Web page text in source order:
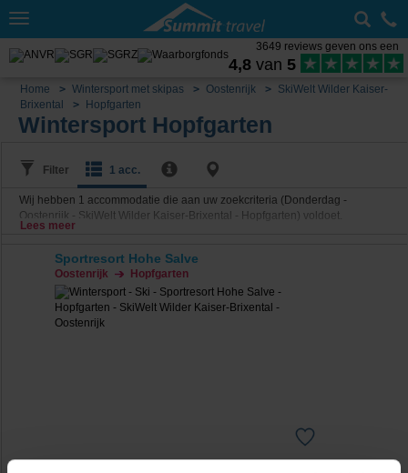
Toggle
3649 reviews geven ons een
4,8 van 5
Home Wintersport met skipas Oostenrijk
SkiWelt Wilder Kaiser-
Brixental
Hopfgarten
Wintersport Hopfgarten
Filter 1 acc.
Wij hebben 1 accommodatie die aan uw zoekcriteria (Donderdag -
Oostenrijk - SkiWelt Wilder Kaiser-Brixental - Hopfgarten) voldoet.
Lees meer
Sportresort Hohe Salve
Oostenrijk Hopfgarten